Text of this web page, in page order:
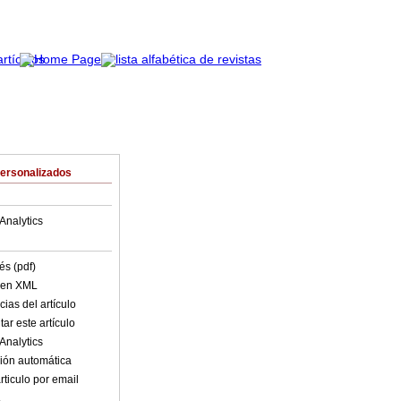
(pdf)
XML
del artículo
este artículo
automática
por email